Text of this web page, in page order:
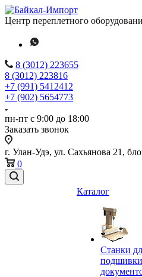
Центр переплетного
8 (3012) 223655
8 (3012) 223816
+7 (991) 5412412
+7 (902) 5654773
пн-пт с 9:00 до 18:00
Заказать звонок
г. Улан-Удэ, ул. Сахьянова 21,
0
Каталог
Станки
подшивки